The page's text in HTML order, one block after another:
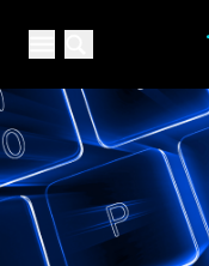
Open main